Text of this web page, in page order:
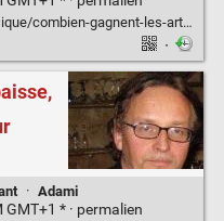
les-artistes-en-france_1214887.html
·
· Adami
* · permalien